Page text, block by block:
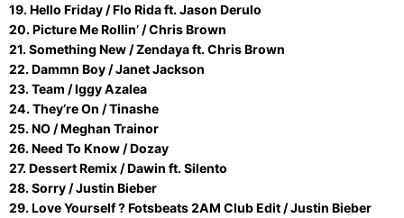
19. Hello Friday / Flo Rida ft. Jason Derulo
20. Picture Me Rollin’ / Chris Brown
21. Something New / Zendaya ft. Chris Brown
22. Dammn Boy / Janet Jackson
23. Team / Iggy Azalea
24. They’re On / Tinashe
25. NO / Meghan Trainor
26. Need To Know / Dozay
27. Dessert Remix / Dawin ft. Silento
28. Sorry / Justin Bieber
29. Love Yourself ? Fotsbeats 2AM Club Edit / Justin Bieber